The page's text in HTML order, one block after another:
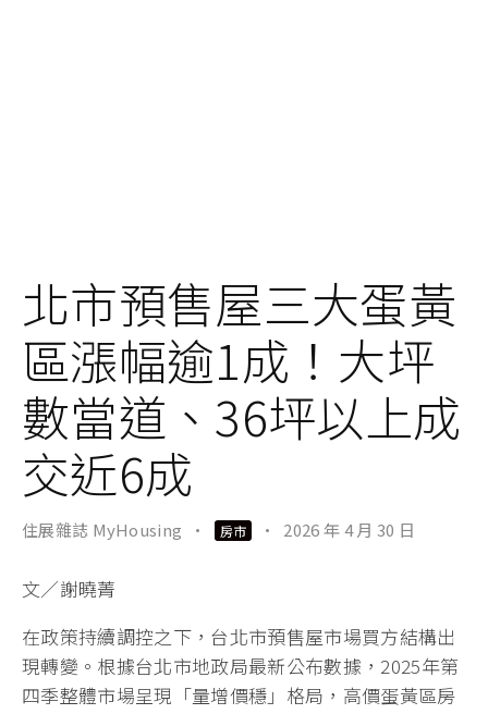
北市預售屋三大蛋黃
區漲幅逾1成！大坪
數當道、36坪以上成
交近6成
住展雜誌 MyHousing · 房市 · 2026 年 4 月 30 日
文／謝曉菁
在政策持續調控之下，台北市預售屋市場買方結構出
現轉變。根據台北市地政局最新公布數據，2025年第
四季整體市場呈現「量增價穩」格局，高價蛋黃區房